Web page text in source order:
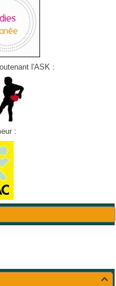
l'ASK :
:
